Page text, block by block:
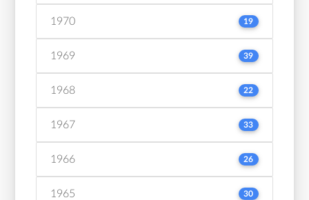
1970 19
1969 39
1968 22
1967 33
1966 26
1965 30